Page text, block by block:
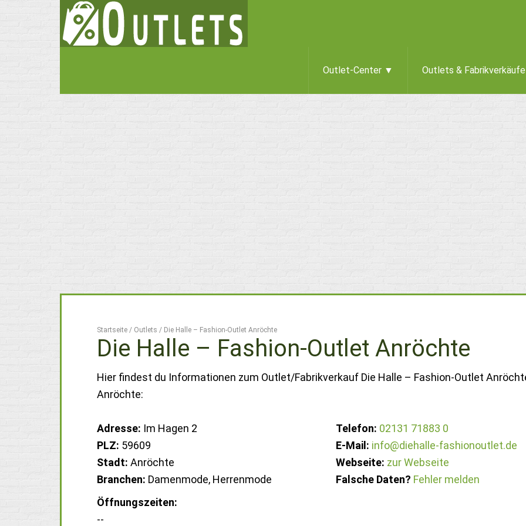
Outlet-Center ▼ Outlets &
Startseite / Outlets / Die Halle – Fashion-Outlet Anröchte
Die Halle – Fashion-Outlet Anröchte
Hier findest du Informationen zum Outlet/Fabrikverkauf Die Halle – Fashion-Outlet
Anröchte:
Adresse: Im Hagen 2
PLZ: 59609
Stadt: Anröchte
Branchen: Damenmode, Herrenmode
Telefon: 02131 71883 0
E-Mail: info@diehalle-fashionoutlet.de
Webseite: zur Webseite
Falsche Daten? Fehler melden
Öffnungszeiten:
--